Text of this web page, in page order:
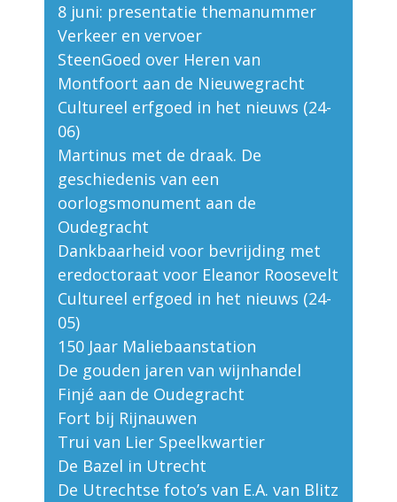
8 juni: presentatie themanummer
Verkeer en vervoer
SteenGoed over Heren van
Montfoort aan de Nieuwegracht
Cultureel erfgoed in het nieuws (24-
06)
Martinus met de draak. De
geschiedenis van een
oorlogsmonument aan de
Oudegracht
Dankbaarheid voor bevrijding met
eredoctoraat voor Eleanor Roosevelt
Cultureel erfgoed in het nieuws (24-
05)
150 Jaar Maliebaanstation
De gouden jaren van wijnhandel
Finjé aan de Oudegracht
Fort bij Rijnauwen
Trui van Lier Speelkwartier
De Bazel in Utrecht
De Utrechtse foto’s van E.A. van Blitz